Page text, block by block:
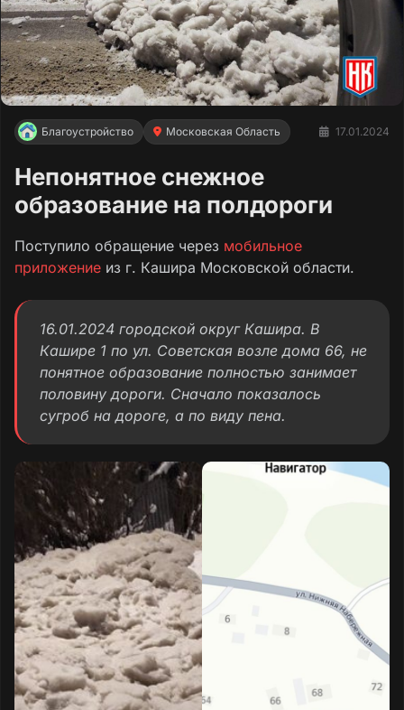
Благоустройство Московская Область 17.01.2024
Непонятное снежное
образование на полдороги
Поступило обращение через мобильное
приложение из г. Кашира Московской области.
16.01.2024 городской округ Кашира. В
Кашире 1 по ул. Советская возле дома 66, не
понятное образование полностью занимает
половину дороги. Сначало показалось
сугроб на дороге, а по виду пена.